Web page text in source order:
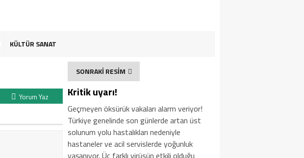
KÜLTÜR SANAT
Yorum Yaz
SONRAKİ RESİM
Kritik uyarı!
Geçmeyen öksürük vakaları alarm veriyor!
Türkiye genelinde son günlerde artan üst
solunum yolu hastalıkları nedeniyle
hastaneler ve acil servislerde yoğunluk
yaşanıyor. Üç farklı virüsün etkili olduğu